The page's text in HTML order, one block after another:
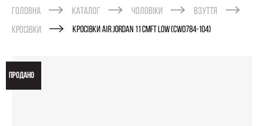
Головна Каталог Чоловіки
Взуття
Кросівки
КРОСІВКИ AIR JORDAN 11 CMFT LOW (CW0784-104)
ПРОДАНО